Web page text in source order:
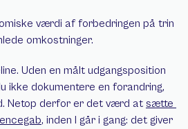
værdi af forbedringen på trin
omkostninger.
Uden en målt udgangsposition
ikke dokumentere en forandring,
Netop derfor er det værd at sætte
, inden I går i gang: det giver